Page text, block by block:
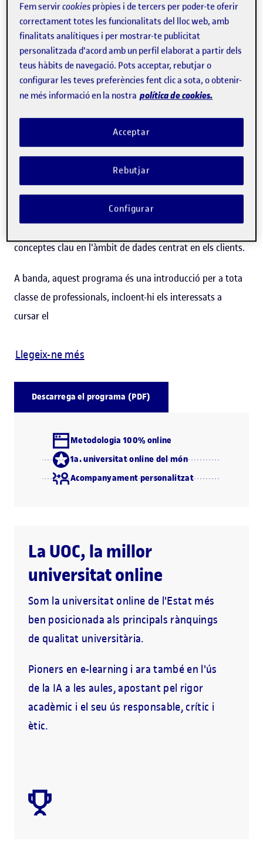
clau que no només millorarà les estratègies i l'èxit de les
vendes, sinó que també contribuirà al desenvolupament
d'avantatges competitius sostenibles. Com més profunda
sigui la nostra comprensió dels hàbits de compra i l'estil
de vida dels nostres clients, així com dels diferents
segments en els quals es poden classificar, més precises
seran les nostres recomanacions de productes i serveis, i
més alt serà el nivell d'èxit assolit.
Aquest programa t'ajudarà a comprendre com s'ha
gestió, anàlisi i generació de valor a partir de les dades
conceptes clau en l'àmbit de dades centrat en els clients.
A banda, aquest programa és una introducció per a tota
classe de professionals, incloent-hi els interessats a
cursar el
Llegeix-ne més
Descarrega el programa (PDF)
Metodologia 100% online
1a. universitat online del món
Acompanyament personalitzat
La UOC, la millor
universitat online
Som la universitat online de l'Estat més
ben posicionada als principals rànquings
de qualitat universitària.
Pioners en e-learning i ara també en l'ús
de la IA a les aules, apostant pel rigor
acadèmic i el seu ús responsable, crític i
ètic.
Fem servircookies pròpies i de tercers per poder-te oferir
correctament totes les funcionalitats del lloc web, amb
finalitats analítiques i per mostrar-te publicitat
personalitzada d'acord amb un perfil elaborat a partir dels
teus hàbits de navegació. Pots acceptar, rebutjar o
configurar les teves preferències fent clic a sota, o obtenir-
ne més informació en la nostra política de cookies.
Rebutjar
Acceptar
Configurar